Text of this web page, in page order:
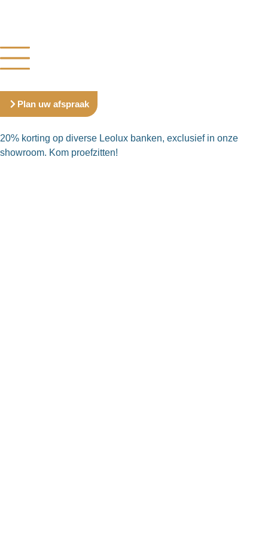
Plan uw afspraak
20% korting op diverse Leolux banken, exclusief in onze
showroom. Kom proefzitten!